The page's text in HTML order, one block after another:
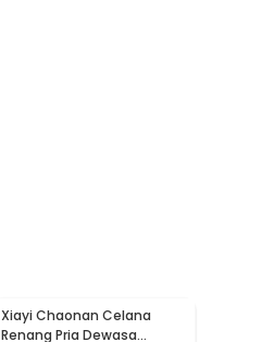
Xiayi Chaonan Celana
Renang Pria Dewasa